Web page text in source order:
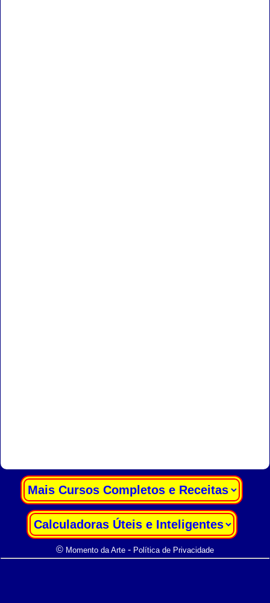
© Momento da Arte- Política de Privacidade